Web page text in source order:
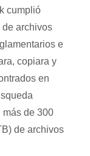
cumplió
archivos
e
copiara y
en
más de 300
de archivos